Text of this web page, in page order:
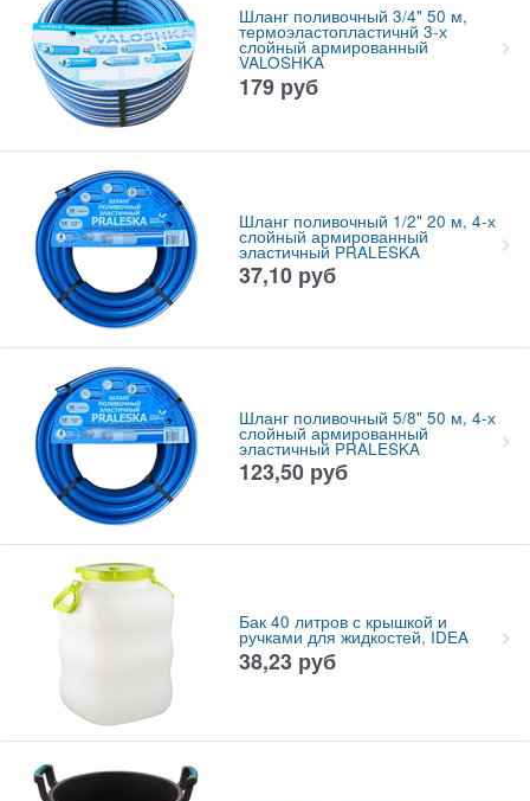
Шланг поливочный 3/4" 50 м,
термоэластопластичнй 3-х
слойный армированный
VALOSHKA
179 руб
Шланг поливочный 1/2" 20 м, 4-х
слойный армированный
эластичный PRALESKA
37,10 руб
Шланг поливочный 5/8" 50 м, 4-х
слойный армированный
эластичный PRALESKA
123,50 руб
Бак 40 литров с крышкой и
ручками для жидкостей, IDEA
38,23 руб